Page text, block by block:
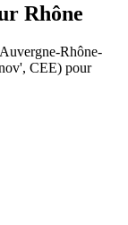
Rhône
Auvergne-Rhône-
CEE) pour